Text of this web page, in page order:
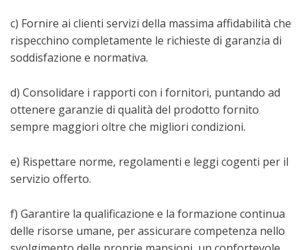
c) Fornire ai clienti servizi della massima affidabilità che
rispecchino completamente le richieste di garanzia di
soddisfazione e normativa.
d) Consolidare i rapporti con i fornitori, puntando ad
ottenere garanzie di qualità del prodotto fornito
sempre maggiori oltre che migliori condizioni.
e) Rispettare norme, regolamenti e leggi cogenti per il
servizio offerto.
f) Garantire la qualificazione e la formazione continua
delle risorse umane, per assicurare competenza nello